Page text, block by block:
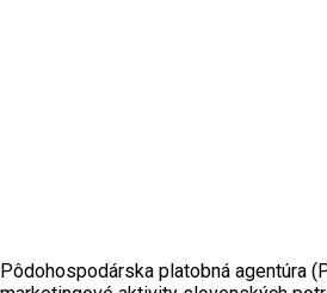
Pôdohospodárska platobná agentúra